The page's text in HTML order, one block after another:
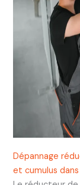
Dépannage
et cumulus